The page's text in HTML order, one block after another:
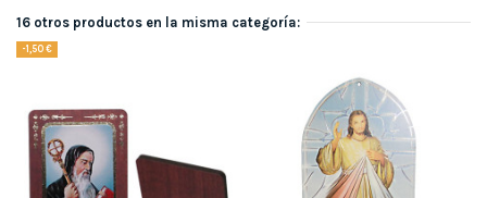
16 otros productos en la misma categoría:
-1,50 €